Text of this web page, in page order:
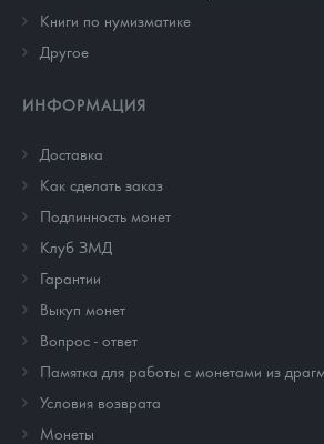
Книги по нумизматике
Другое
ИНФОРМАЦИЯ
Доставка
Как сделать заказ
Подлинность монет
Клуб ЗМД
Гарантии
Выкуп монет
Вопрос - ответ
Памятка для работы с монетами из
Условия возврата
Монеты